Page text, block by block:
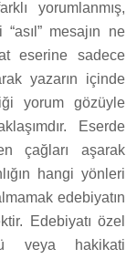
yorumlanmış,
mesajın ne
eserine sadece
yazarın içinde
yorum gözüyle
Eserde
çağları aşarak
hangi yönleri
edebiyatın
Edebiyatı özel
veya hakikati